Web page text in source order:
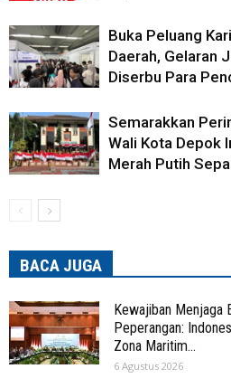
Buka Peluang
Daerah, Gelaran
Diserbu Para
Semarakkan
Wali Kota Depok
Merah Putih
BACA JUGA
Kewajiban Menjaga
Peperangan:
Zona Maritim...
6 Agustus 2026